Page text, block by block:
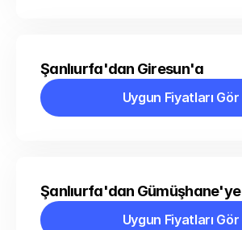
Şanlıurfa'dan Giresun'a
Uygun Fiyatları Gör
Uygun Fiyatları Gör
Şanlıurfa'dan Gümüşhane'ye
Uygun Fiyatları Gör